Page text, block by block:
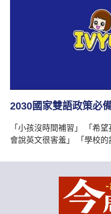
書與電子教材版，選購優惠
物聯網小宇宙
常春藤兒童英語影音包
列共32集，看完整目錄請點